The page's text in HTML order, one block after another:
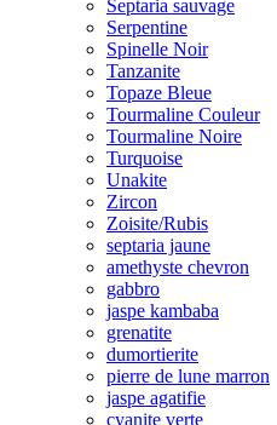
Septaria sauvage
Serpentine
Spinelle Noir
Tanzanite
Topaze Bleue
Tourmaline Couleur
Tourmaline Noire
Turquoise
Unakite
Zircon
Zoisite/Rubis
septaria jaune
amethyste chevron
gabbro
jaspe kambaba
grenatite
dumortierite
pierre de lune marron
jaspe agatifie
cyanite verte